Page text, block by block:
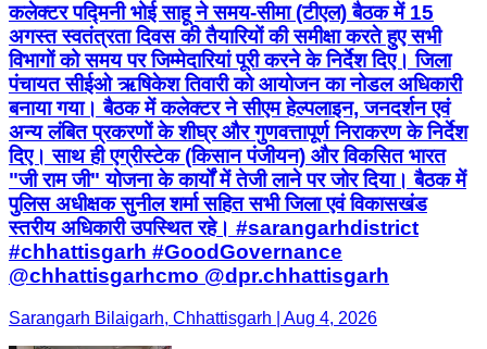
कलेक्टर पद्मिनी भोई साहू ने समय-सीमा (टीएल) बैठक में 15
अगस्त स्वतंत्रता दिवस की तैयारियों की समीक्षा करते हुए सभी
विभागों को समय पर जिम्मेदारियां पूरी करने के निर्देश दिए। जिला
पंचायत सीईओ ऋषिकेश तिवारी को आयोजन का नोडल अधिकारी
बनाया गया। बैठक में कलेक्टर ने सीएम हेल्पलाइन, जनदर्शन एवं
अन्य लंबित प्रकरणों के शीघ्र और गुणवत्तापूर्ण निराकरण के निर्देश
दिए। साथ ही एग्रीस्टेक (किसान पंजीयन) और विकसित भारत
"जी राम जी" योजना के कार्यों में तेजी लाने पर जोर दिया। बैठक में
पुलिस अधीक्षक सुनील शर्मा सहित सभी जिला एवं विकासखंड
स्तरीय अधिकारी उपस्थित रहे। #sarangarhdistrict
#chhattisgarh #GoodGovernance
@chhattisgarhcmo @dpr.chhattisgarh
Sarangarh Bilaigarh, Chhattisgarh | Aug 4, 2026